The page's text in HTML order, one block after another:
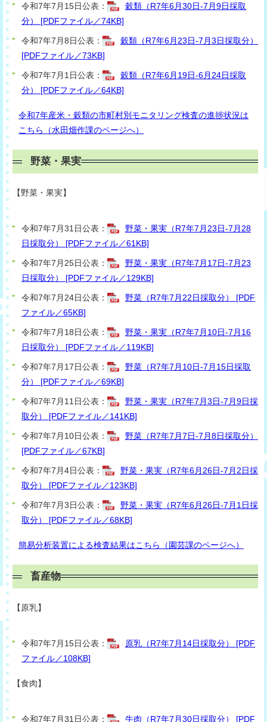
令和7年7月15日公表：
穀類（R7年6月30日-7月9日採取
分） [PDFファイル／74KB]
令和7年7月8日公表：
穀類（R7年6月23日-7月3日採取分）
[PDFファイル／73KB]
令和7年7月1日公表：
穀類（R7年6月19日-6月24日採取
分） [PDFファイル／64KB]
令和7年産米・穀類の市町村別モニタリング検査の進捗状況は
こちら（水田畑作課のページへ）
野菜・果実
【野菜・果実】
令和7年7月31日公表：
野菜・果実（R7年7月23日-7月28
日採取分） [PDFファイル／61KB]
令和7年7月25日公表：
野菜・果実（R7年7月17日-7月23
日採取分） [PDFファイル／129KB]
令和7年7月24日公表：
野菜（R7年7月22日採取分） [PDF
ファイル／65KB]
令和7年7月18日公表：
野菜・果実（R7年7月10日-7月16
日採取分） [PDFファイル／119KB]
令和7年7月17日公表：
野菜（R7年7月10日-7月15日採取
分） [PDFファイル／69KB]
令和7年7月11日公表：
野菜・果実（R7年7月3日-7月9日採
取分） [PDFファイル／141KB]
令和7年7月10日公表：
野菜（R7年7月7日-7月8日採取分）
[PDFファイル／67KB]
令和7年7月4日公表：
野菜・果実（R7年6月26日-7月2日採
取分） [PDFファイル／123KB]
令和7年7月3日公表：
野菜・果実（R7年6月26日-7月1日採
取分） [PDFファイル／68KB]
簡易分析装置による検査結果はこちら（園芸課のページへ）
畜産物
【原乳】
令和7年7月15日公表：
原乳（R7年7月14日採取分） [PDF
ファイル／108KB]
【食肉】
令和7年7月31日公表： 牛肉（R7年7月30日採取分） [PDF